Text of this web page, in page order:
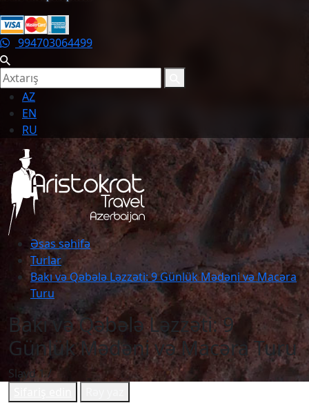
994703064499
AZ
EN
RU
Əsas səhifə
Turlar
Bakı və Qəbələ Ləzzəti: 9 Günlük Mədəni və Macəra
Turu
Bakı və Qəbələ Ləzzəti: 9
Günlük Mədəni və Macəra Turu
Slayd1/